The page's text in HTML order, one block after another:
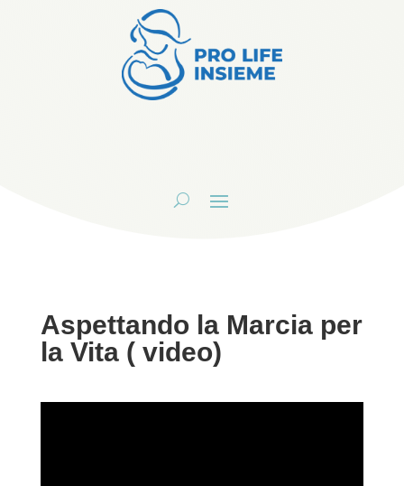
Aspettando la Marcia per
la Vita ( video)